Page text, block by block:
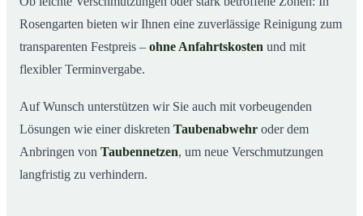
Rosengarten bieten wir Ihnen eine zuverlässige Reinigung zum
transparenten Festpreis – ohne Anfahrtskosten und mit
flexibler Terminvergabe.
Auf Wunsch unterstützen wir Sie auch mit vorbeugenden
Lösungen wie einer diskreten Taubenabwehr oder dem
Anbringen von Taubennetzen, um neue Verschmutzungen
langfristig zu verhindern.